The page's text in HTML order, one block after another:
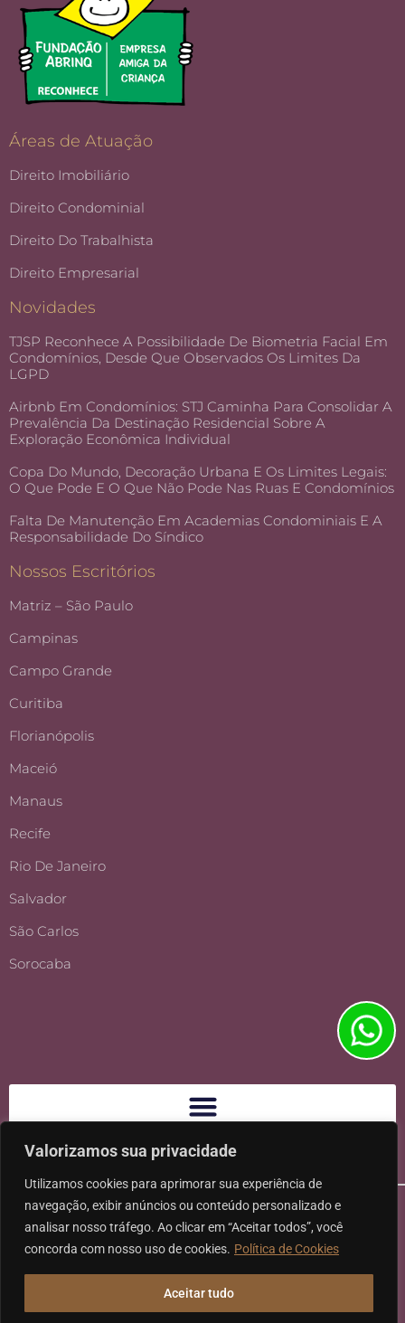
Valorizamos sua privacidade
Utilizamos cookies para aprimorar sua experiência de
navegação, exibir anúncios ou conteúdo personalizado e
analisar nosso tráfego. Ao clicar em “Aceitar todos”, você
concorda com nosso uso de cookies. Política de Cookies
Aceitar tudo
Áreas de Atuação
Direito Imobiliário
Direito Condominial
Direito Do Trabalhista
Direito Empresarial
Novidades
TJSP Reconhece A Possibilidade De Biometria Facial Em
Condomínios, Desde Que Observados Os Limites Da
LGPD
Airbnb Em Condomínios: STJ Caminha Para Consolidar A
Prevalência Da Destinação Residencial Sobre A
Exploração Econômica Individual
Copa Do Mundo, Decoração Urbana E Os Limites Legais:
O Que Pode E O Que Não Pode Nas Ruas E Condomínios
Falta De Manutenção Em Academias Condominiais E A
Responsabilidade Do Síndico
Nossos Escritórios
Matriz – São Paulo
Campinas
Campo Grande
Curitiba
Florianópolis
Maceió
Manaus
Recife
Rio De Janeiro
Salvador
São Carlos
Sorocaba
Ⓒ 2026 - Todos os direitos reservados à Karpat Sociedade de
Advogados | CNPJ: 11.317.840/0001-07